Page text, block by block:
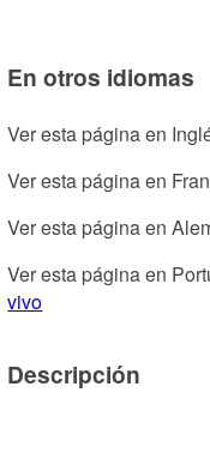
En otros idiomas
Ver esta página en
Ver esta página en
Ver esta página en
Ver esta página en
vivo
Descripción